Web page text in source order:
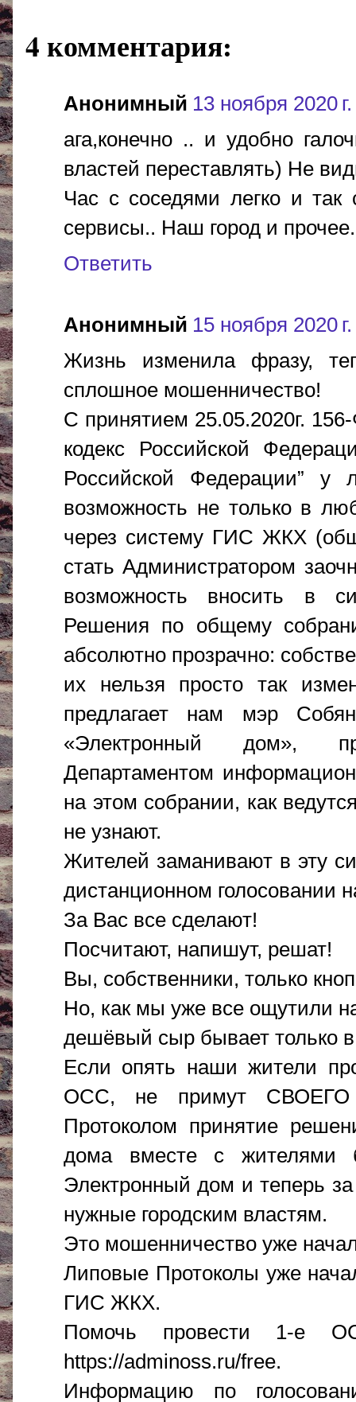
4 комментария:
Анонимный 13 ноября 2020
ага,конечно .. и удобно
властей переставлять) Не
Час с соседями легко и так
сервисы.. Наш город и прочее.
Ответить
Анонимный 15 ноября 2020
Жизнь изменила фразу,
сплошное мошенничество!
С принятием 25.05.2020г.
кодекс Российской
Российской Федерации” у
возможность не только в
через систему ГИС ЖКХ
стать Администратором
возможность вносить в
Решения по общему
абсолютно прозрачно:
их нельзя просто так
предлагает нам мэр
«Электронный дом»,
Департаментом
на этом собрании, как
не узнают.
Жителей заманивают в эту
дистанционном голосовании
За Вас все сделают!
Посчитают, напишут, решат!
Вы, собственники, только
Но, как мы уже все ощутили
дешёвый сыр бывает только
Если опять наши жители
ОСС, не примут СВОЕГО
Протоколом принятие
дома вместе с жителями
Электронный дом и теперь
нужные городским властям.
Это мошенничество уже
Липовые Протоколы уже
ГИС ЖКХ.
Помочь провести 1-е
https://adminoss.ru/free.
Информацию по